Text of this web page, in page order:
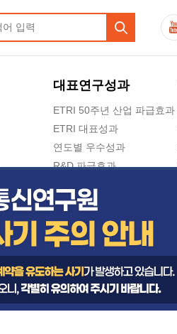
대표연구성과
ETRI 50주년 산업 파급효과
ETRI 대표성과
연도별 우수성과
R&D 파급효과
지식공유플랫폼